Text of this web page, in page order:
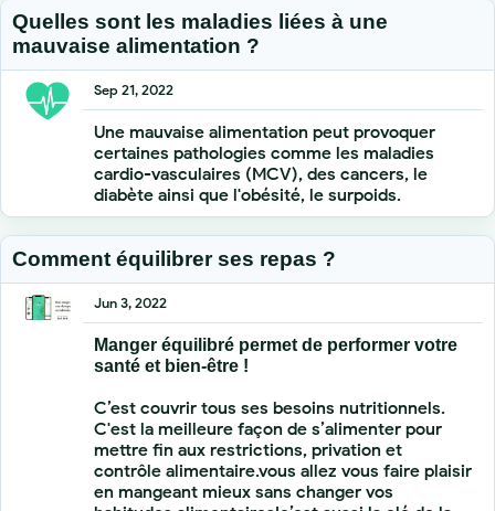
Quelles sont les maladies liées à une
mauvaise alimentation ?
Sep 21, 2022
Une mauvaise alimentation peut provoquer
certaines pathologies comme les maladies
cardio-vasculaires (MCV), des cancers, le
diabète ainsi que l'obésité, le surpoids.
Comment équilibrer ses repas ?
Jun 3, 2022
Manger équilibré permet de performer votre
santé et bien-être !
C’est couvrir tous ses besoins nutritionnels.
C'est la meilleure façon de s’alimenter pour
mettre fin aux restrictions, privation et
contrôle alimentaire.vous allez vous faire plaisir
en mangeant mieux sans changer vos